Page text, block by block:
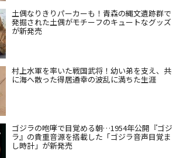
土偶なりきりパーカーも！青森の縄文遺跡群で
発掘された土偶がモチーフのキュートなグッズ
が新発売
村上水軍を率いた戦国武将！幼い弟を支え、共
に海へ散った得居通幸の波乱に満ちた生涯
ゴジラの咆哮で目覚める朝…1954年公開『ゴジ
ラ』の貴重音源を搭載した「ゴジラ音声目覚ま
し時計」が新発売